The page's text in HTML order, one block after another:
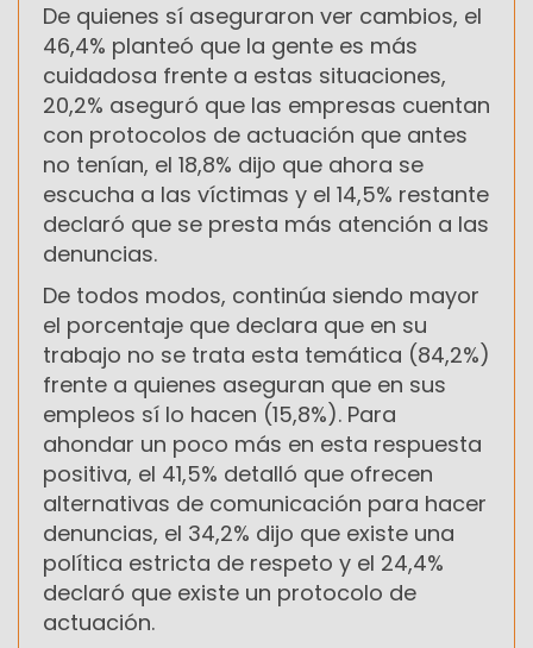
De quienes sí aseguraron ver cambios, el
46,4% planteó que la gente es más
cuidadosa frente a estas situaciones,
20,2% aseguró que las empresas cuentan
con protocolos de actuación que antes
no tenían, el 18,8% dijo que ahora se
escucha a las víctimas y el 14,5% restante
declaró que se presta más atención a las
denuncias.
De todos modos, continúa siendo mayor
el porcentaje que declara que en su
trabajo no se trata esta temática (84,2%)
frente a quienes aseguran que en sus
empleos sí lo hacen (15,8%). Para
ahondar un poco más en esta respuesta
positiva, el 41,5% detalló que ofrecen
alternativas de comunicación para hacer
denuncias, el 34,2% dijo que existe una
política estricta de respeto y el 24,4%
declaró que existe un protocolo de
actuación.